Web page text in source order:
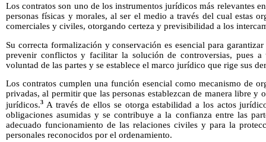
Los contratos son uno de los instrumentos jurídicos más relevantes
personas físicas y morales, al ser el medio a través del cual estas
comerciales y civiles, otorgando certeza y previsibilidad a los
Su correcta formalización y conservación es esencial para
prevenir conflictos y facilitar la solución de controversias, pues a
voluntad de las partes y se establece el marco jurídico que rige sus
Los contratos cumplen una función esencial como mecanismo de
privadas, al permitir que las personas establezcan de manera libre y
jurídicos.3 A través de ellos se otorga estabilidad a los actos
obligaciones asumidas y se contribuye a la confianza entre las
adecuado funcionamiento de las relaciones civiles y para la
personales reconocidos por el ordenamiento.